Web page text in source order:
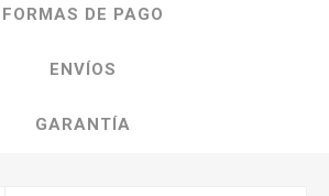
FORMAS DE PAGO
ENVÍOS
GARANTÍA